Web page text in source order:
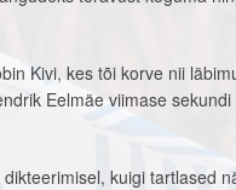
Kivi, kes tõi korve nii
Eelmäe viimase
kuigi tartlased